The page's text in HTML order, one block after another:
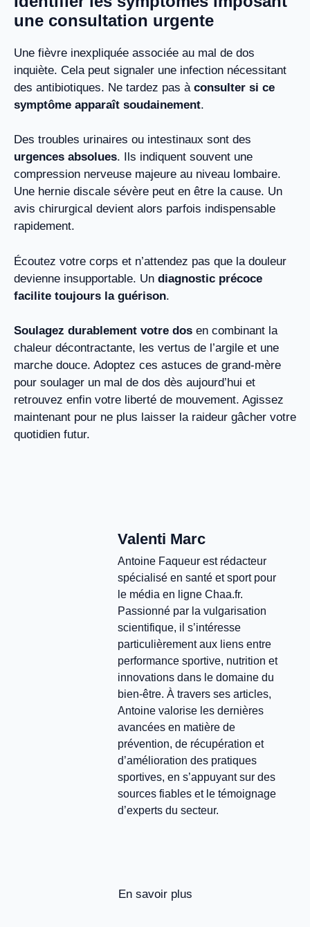
une consultation urgente
Une fièvre inexpliquée associée au mal de dos
inquiète. Cela peut signaler une infection nécessitant
des antibiotiques. Ne tardez pas à consulter si ce
symptôme apparaît soudainement.
Des troubles urinaires ou intestinaux sont des
urgences absolues. Ils indiquent souvent une
compression nerveuse majeure au niveau lombaire.
Une hernie discale sévère peut en être la cause. Un
avis chirurgical devient alors parfois indispensable
rapidement.
Écoutez votre corps et n’attendez pas que la douleur
devienne insupportable. Un diagnostic précoce
facilite toujours la guérison.
Soulagez durablement votre dos en combinant la
chaleur décontractante, les vertus de l’argile et une
marche douce. Adoptez ces astuces de grand-mère
pour soulager un mal de dos dès aujourd’hui et
retrouvez enfin votre liberté de mouvement. Agissez
maintenant pour ne plus laisser la raideur gâcher votre
quotidien futur.
Valenti Marc
Antoine Faqueur est rédacteur
spécialisé en santé et sport pour
le média en ligne Chaa.fr.
Passionné par la vulgarisation
scientifique, il s’intéresse
particulièrement aux liens entre
performance sportive, nutrition et
innovations dans le domaine du
bien-être. À travers ses articles,
Antoine valorise les dernières
avancées en matière de
prévention, de récupération et
d’amélioration des pratiques
sportives, en s’appuyant sur des
sources fiables et le témoignage
d’experts du secteur.
En savoir plus